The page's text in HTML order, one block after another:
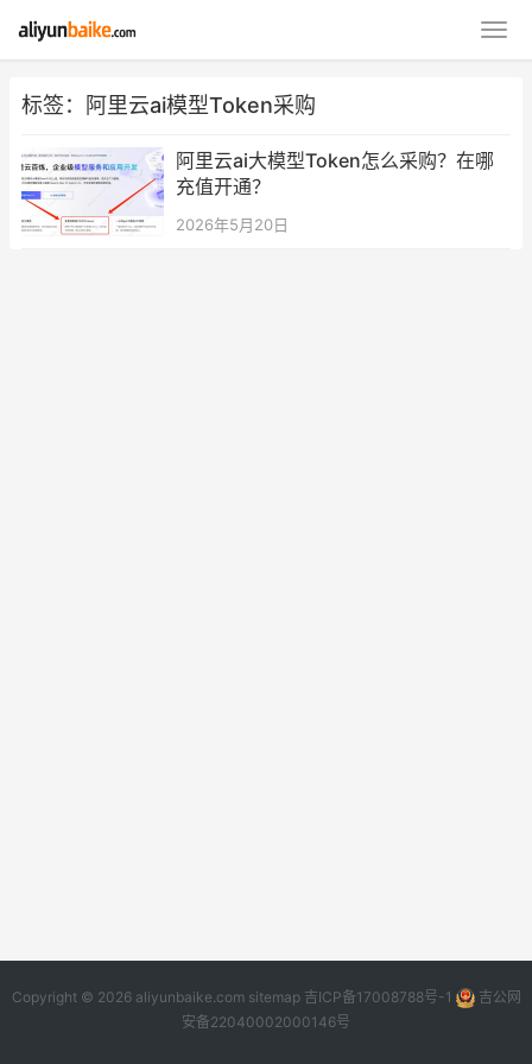
标签：阿里云ai模型Token采购
阿里云ai大模型Token怎么采购？在哪
充值开通？
2026年5月20日
Copyright © 2026 aliyunbaike.com sitemap 吉ICP备17008788号-1
吉公网
安备22040002000146号